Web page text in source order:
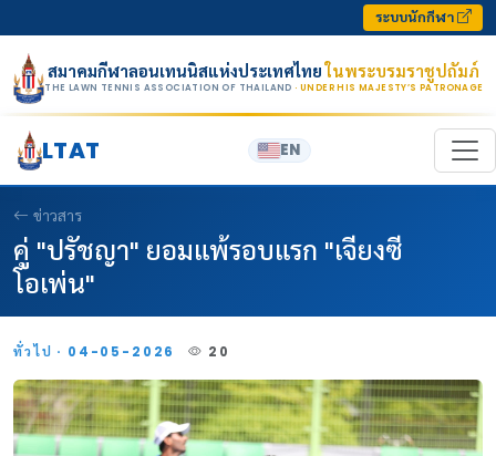
ระบบนักกีฬา
สมาคมกีฬาลอนเทนนิสแห่งประเทศไทยในพระบรมราชูปถัมภ์
THE LAWN TENNIS ASSOCIATION OF THAILAND · UNDER HIS MAJESTY’S PATRONAGE
LTAT EN
ข่าวสาร
คู่ "ปรัชญา" ยอมแพ้รอบแรก "เจียงซี
โอเพ่น"
ทั่วไป · 04-05-2026 20